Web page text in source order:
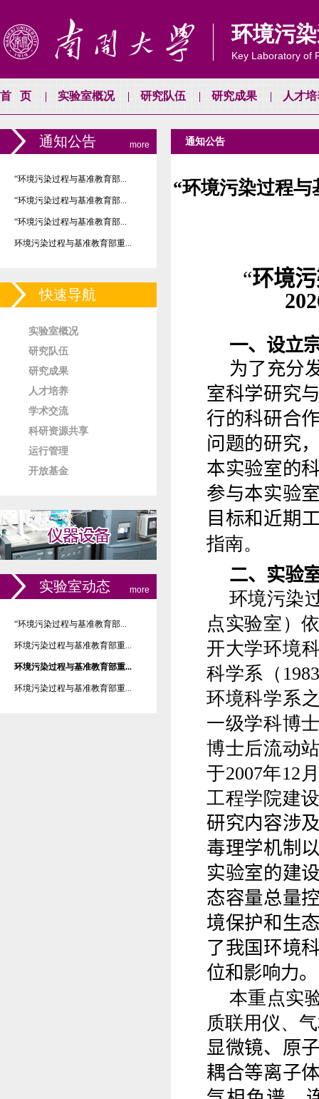
环境污
Key Laboratory of
首页 实验室概况 研究队伍 研究成果 人才
通知公告 more
“环境污染过程与基准教育部...
“环境污染过程与基准教育部...
“环境污染过程与基准教育部...
环境污染过程与基准教育部重...
快速导航
实验室概况
研究队伍
研究成果
人才培养
学术交流
科研资源共享
运行管理
开放基金
实验室动态 more
“环境污染过程与基准教育部...
环境污染过程与基准教育部重...
环境污染过程与基准教育部重...
环境污染过程与基准教育部重...
通知公告
“环境污染过程与
“环境
202
一、设立
为了充分
室科学研究
行的科研合
问题的研究
本实验室的
参与本实验
目标和近期
指南。
二、实验
环境污染
点实验室）
开大学环境
科学系（ 1983
环境科学系
一级学科博
博士后流动
于2007年12
工程学院建
研究内容涉
毒理学机制
实验室的建
态容量总量
境保护和生
了我国环境
位和影响力。
本重点实
质联用仪、
显微镜、原
耦合等离子